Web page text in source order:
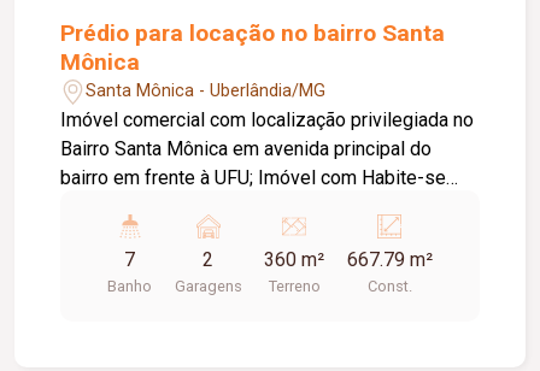
Prédio para locação no bairro Santa
Mônica
Santa Mônica - Uberlândia/MG
Imóvel comercial com localização privilegiada no
Bairro Santa Mônica em avenida principal do
bairro em frente à UFU; Imóvel com Habite-se
construída de 667,79m². Composto por 03
pavimentos, sendo térreo mais 02 pavimentos,
com elevador, recepção, estacionamento,
7
Banho
2
Garagens
360 m²
Terreno
667.79 m²
Const.